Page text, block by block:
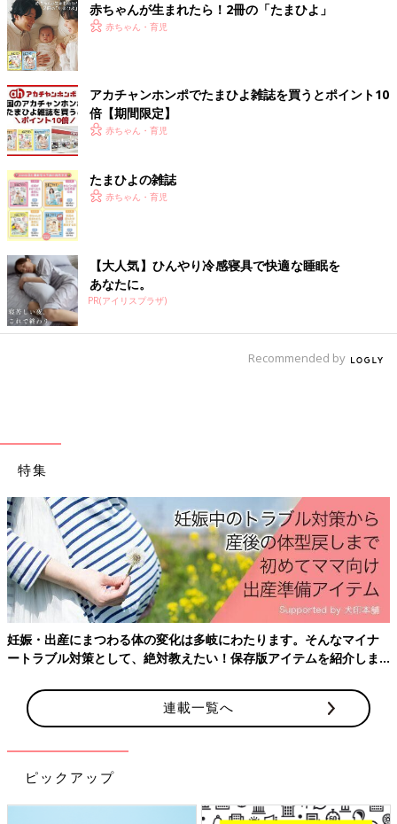
親の話は新鮮らしく、盛り上がります。
「今日楽しかったことをみんなで３つずつ言ってから寝よう」と
いうのも手軽で楽しいので、最近我が家のブームです。
「今日は絵本がいい！」「考えたお話がいい！」と子どもにリク
エストされるので、入眠儀式は日によって変わりますが、毎日お
布団の中で親子で会話する時間はとっても幸せ。（いつもうるさ
（笑））
バタバタしている毎日で、落ち着いて静かに話ができる寝る前の
貴重な時間を、これからも大事にしていきたいです。
帰りが遅い夫にブチ切れ号泣！[噛みしめ
育児スルメ日記#1]
こんにちは。フリーでデザイナーをしながら2
タグラムで育児日記を描いています。噛めば噛
むほど味がでる、スルメのような育児を楽しん
でいます。もちろん育児は楽しいばかりではあ
※この記事は、過去にたまひよONLINEで公開されたものです。
前の話
子どもに大嫌いと言
われたらこう返せば
ハッピー![噛みしめ育
児スルメ日記#19]
一覧
母の夜の外出で家族全
員がハッピーに！[噛み
しめ育児スルメ日記
#21]
赤ちゃんが生まれたら！2冊の「たまひよ」
赤ちゃん・育児
アカチャンホンポでたまひよ雑誌を買うとポイント10
倍【期間限定】
赤ちゃん・育児
たまひよの雑誌
赤ちゃん・育児
【大人気】ひんやり冷感寝具で快適な睡眠を
あなたに。
PR(アイリスプラザ)
Recommended by
特集
妊娠・出産にまつわる体の変化は多岐にわたります。そんなマイナ
ートラブル対策として、絶対教えたい！保存版アイテムを紹介しま
連載一覧へ
ピックアップ